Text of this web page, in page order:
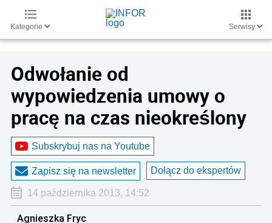
Kategorie Serwisy
Odwołanie od
wypowiedzenia umowy o
pracę na czas nieokreślony
Subskrybuj nas na Youtube
Zapisz się na newsletter Dołącz do ekspertów
14 października 2013, 14:52
Agnieszka Fryc